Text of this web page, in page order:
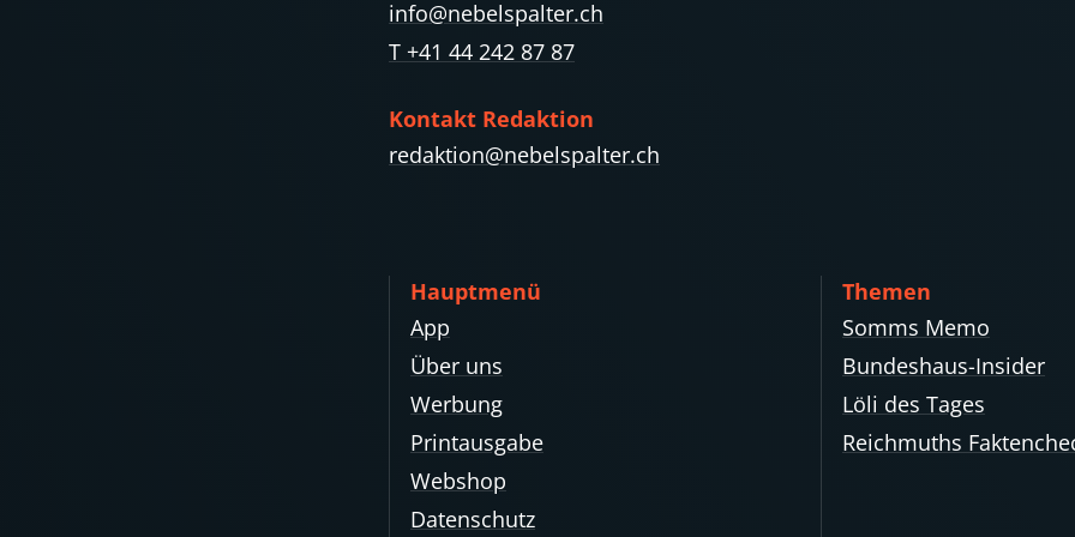
info@nebelspalter.ch
T +41 44 242 87 87
Kontakt Redaktion
redaktion@nebelspalter.ch
Hauptmenü
App
Über uns
Werbung
Printausgabe
Webshop
Datenschutz
Themen
Somms Memo
Bundeshaus-Insider
Löli des Tages
Reichmuths